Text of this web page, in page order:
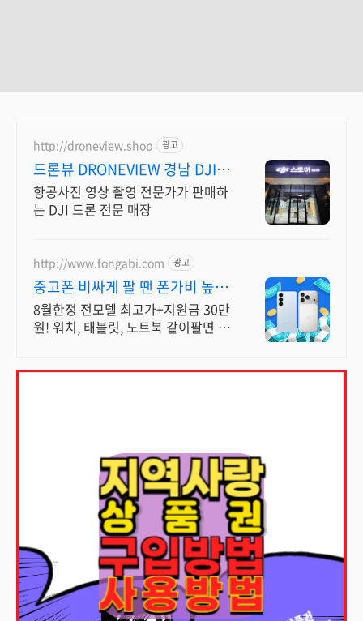
http://droneview.shop 광고
드론뷰 DRONEVIEW 경남 DJI
공식 판매 채널
항공사진 영상 촬영 전문가가 판매하
는 DJI 드론 전문 매장
http://www.fongabi.com 광고
중고폰 비싸게 팔 땐 폰가비 높은
매입가 + 지원금30만원
8월한정 전모델 최고가+지원금 30만
원! 워치, 태블릿, 노트북 같이팔면 추